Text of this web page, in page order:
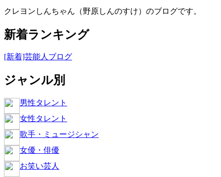
クレヨンしんちゃん（野原しんのすけ）のブログです。
新着ランキング
[新着]芸能人ブログ
ジャンル別
男性タレント
女性タレント
歌手・ミュージシャン
女優・俳優
お笑い芸人